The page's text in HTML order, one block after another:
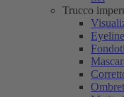
Trucco